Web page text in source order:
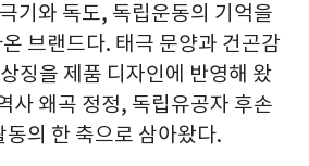
기와 독도, 독립운동의 기억을
브랜드다. 태극 문양과 건곤감
징을 제품 디자인에 반영해 왔
사 왜곡 정정, 독립유공자 후손
의 한 축으로 삼아왔다.